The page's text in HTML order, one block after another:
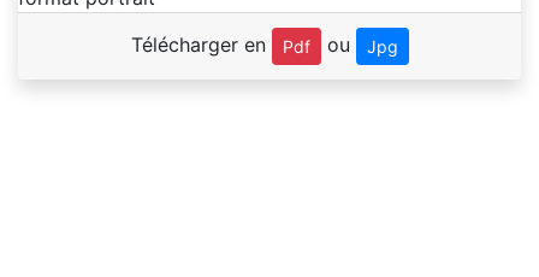
Télécharger en Pdf ou Jpg